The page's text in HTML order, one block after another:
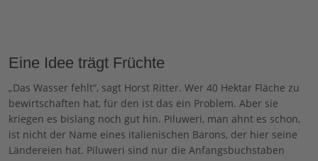
Eine Idee trägt Früchte
„Das Wasser fehlt“, sagt Horst Ritter. Wer 40 Hektar Fläche zu
bewirtschaften hat, für den ist das ein Problem. Aber sie
kriegen es bislang noch gut hin. Piluweri, man ahnt es schon,
ist nicht der Name eines italienischen Barons, der hier seine
Ländereien hat. Piluweri sind nur die Anfangsbuchstaben